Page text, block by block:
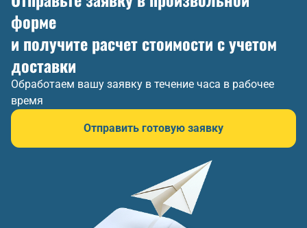
форме
и получите расчет стоимости с учетом
доставки
Обработаем вашу заявку в течение часа в рабочее
время
Отправить готовую заявку